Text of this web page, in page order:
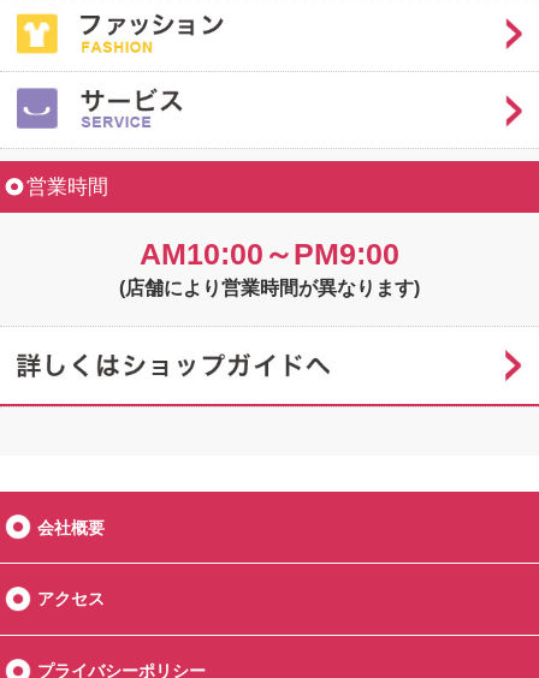
営業時間
AM10:00～PM9:00
(店舗により営業時間が異なります)
会社概要
アクセス
プライバシーポリシー